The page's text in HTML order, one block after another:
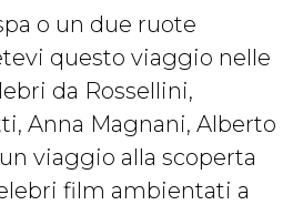
o un due ruote
questo viaggio nelle
da Rossellini,
Anna Magnani, Alberto
viaggio alla scoperta
film ambientati a